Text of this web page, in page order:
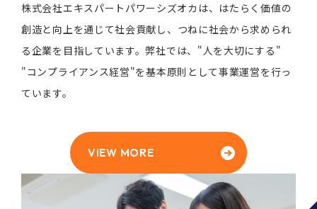
株式会社エキスパートパワーシズオカは、 はたらく価値の
創造と向上を通じて社会貢献し、 つねに社会から求められ
る企業を目指しています。弊社では、"人を大切にする"
"コンプライアンス経営"を基本原則として事業運営を行っ
ています。
VIEW MORE